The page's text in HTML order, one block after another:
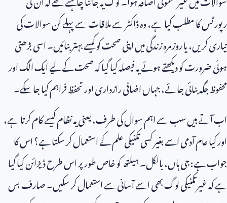
رپورٹس کا مطلب کیا ہے، وہ ڈاکٹر سے ملاقات سے پہلے کن سوالات کی
تیاری کریں، یا روزمرہ زندگی میں اپنی صحت کو کیسے بہتر بنائیں۔ اسی بڑھتی
ہوئی ضرورت کو دیکھتے ہوئے یہ فیصلہ کیا گیا کہ صحت کے لیے ایک الگ اور
محفوظ جگہ بنائی جائے، جہاں اضافی رازداری اور تحفظ فراہم کیا جا سکے۔
اب آتے ہیں سب سے اہم سوال کی طرف، یعنی یہ نظام کیسے کام کرتا ہے،
اور کیا عام آدمی اسے بغیر کسی تکنیکی علم کے استعمال کر سکتا ہے؟ اس کا
جواب ہے: جی ہاں، بالکل۔ ہیلتھ کو خاص طور پر اس طرح ڈیزائن کیا گیا
ہے کہ غیر تکنیکی لوگ بھی اسے آسانی سے استعمال کر سکیں۔ صارف بس